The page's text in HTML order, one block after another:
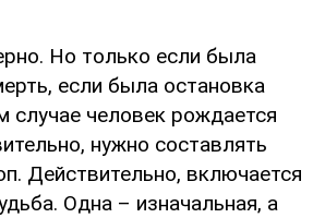
Но только если была
если была остановка
случае человек рождается
нужно составлять
Действительно, включается
Одна – изначальная, а